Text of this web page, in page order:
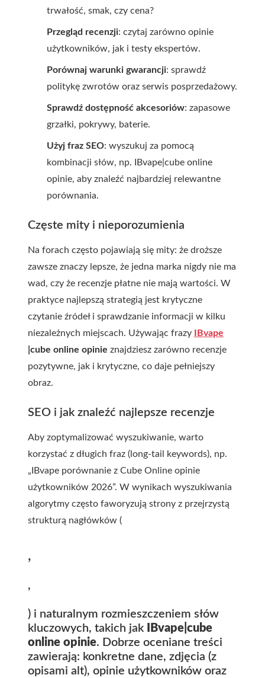
trwałość, smak, czy cena?
Przegląd recenzji: czytaj zarówno opinie
użytkowników, jak i testy ekspertów.
Porównaj warunki gwarancji: sprawdź
politykę zwrotów oraz serwis posprzedażowy.
Sprawdź dostępność akcesoriów: zapasowe
grzałki, pokrywy, baterie.
Użyj fraz SEO: wyszukuj za pomocą
kombinacji słów, np.
IBvape|cube online
opinie, aby znaleźć najbardziej relewantne
porównania.
Częste mity i nieporozumienia
Na forach często pojawiają się mity: że droższe
zawsze znaczy lepsze, że jedna marka nigdy nie ma
wad, czy że recenzje płatne nie mają wartości. W
praktyce najlepszą strategią jest krytyczne
czytanie źródeł i sprawdzanie informacji w kilku
niezależnych miejscach. Używając frazy
IBvape
|cube online opinie znajdziesz zarówno recenzje
pozytywne, jak i krytyczne, co daje pełniejszy
obraz.
SEO i jak znaleźć najlepsze recenzje
Aby zoptymalizować wyszukiwanie, warto
korzystać z długich fraz (long-tail keywords), np.
„IBvape porównanie z Cube Online opinie
użytkowników 2026”. W wynikach wyszukiwania
algorytmy często faworyzują strony z przejrzystą
strukturą nagłówków (
,
,
) i naturalnym rozmieszczeniem słów
kluczowych, takich jak
IBvape|cube
online opinie. Dobrze oceniane treści
zawierają: konkretne dane, zdjęcia (z
opisami alt), opinie użytkowników oraz